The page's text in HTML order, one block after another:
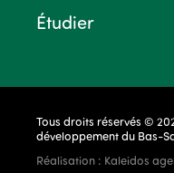
Étudier
Tous droits réservés ©
développement du Bas-
Réalisation : Kaleidos